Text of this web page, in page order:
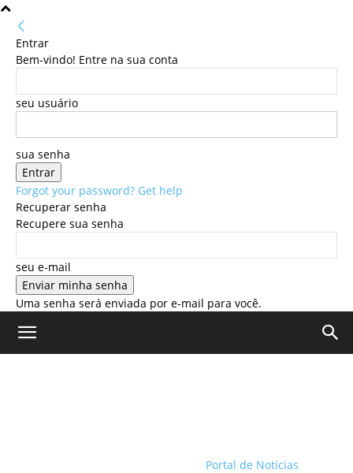
Entrar
Bem-vindo! Entre na sua conta
seu usuário
sua senha
Forgot your password? Get help
Recuperar senha
Recupere sua senha
seu e-mail
Uma senha será enviada por e-mail para você.
Portal de Notícias